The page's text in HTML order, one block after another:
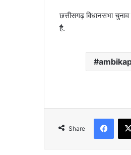
छत्तीसगढ़ विधानसभा
है.
Share